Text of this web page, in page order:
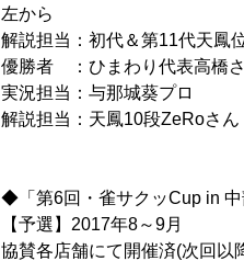
左から
解説担当：初代＆第11代天
優勝者 ：ひまわり代表高橋
実況担当：与那城葵プロ
解説担当：天鳳10段ZeRoさん
◆「第6回・雀サクッCup in
【予選】2017年8～9月
協賛各店舗にて開催済(次回以